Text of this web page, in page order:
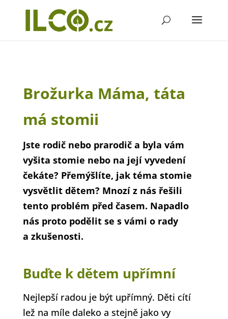
Brožurka Máma, táta
má stomii
Jste rodič nebo prarodič a byla vám
vyšita stomie nebo na její vyvedení
čekáte? Přemýšlíte, jak téma stomie
vysvětlit dětem? Mnozí z nás řešili
tento problém před časem. Napadlo
nás proto podělit se s vámi o rady
a zkušenosti.
Buďte k dětem upřímní
Nejlepší radou je být upřímný. Děti cítí
lež na míle daleko a stejně jako vy